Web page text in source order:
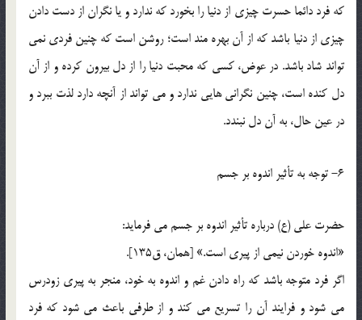
که فرد دائما حسرت چيزي از دنيا را بخورد که ندارد و يا نگران از دست دادن
چيزي از دنيا باشد که از آن بهره مند است؛ روشن است که چنين فردي نمي
تواند شاد باشد. در عوض، کسي که محبت دنيا را از دل بيرون کرده و از آن
دل کنده است، چنين نگراني هايي ندارد و مي تواند از آنچه دارد لذت ببرد و
در عين حال، به آن دل نبندد.
6- توجه به تأثير اندوه بر جسم
حضرت علي (ع) درباره تأثير اندوه بر جسم مي فرمايد:
«اندوه خوردن نيمي از پيري است.» [همان، ق135].
اگر فرد متوجه باشد که راه دادن غم و اندوه به خود، منجر به پيري زودرس
مي شود و فرايند آن را تسريع مي کند و از طرفي باعث مي شود که فرد